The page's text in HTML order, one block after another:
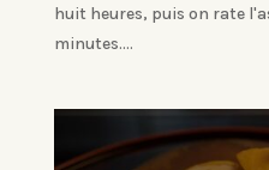
huit heures, puis on rate
minutes....